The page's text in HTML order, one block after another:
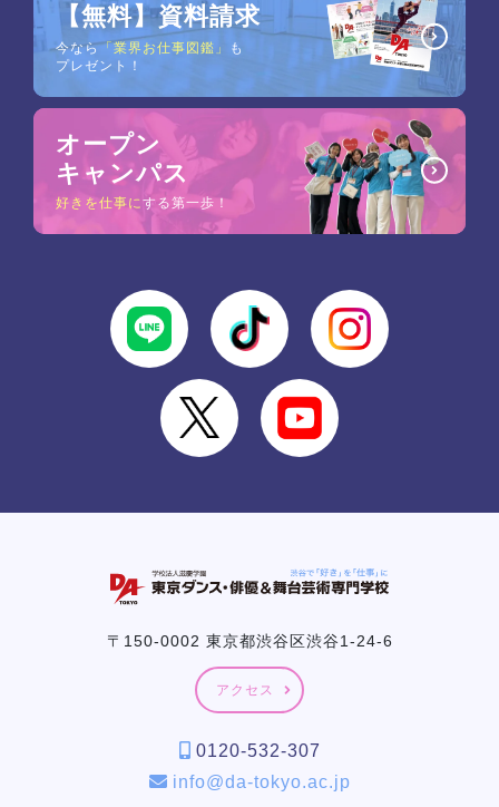
【無料】資料請求
今なら「業界お仕事図鑑」
も
プレゼント！
オープン
キャンパス
好きを仕事にする第一歩！
〒150-0002 東京都渋谷区渋谷1-24-6
アクセス
0120-532-307
info@da-tokyo.ac.jp